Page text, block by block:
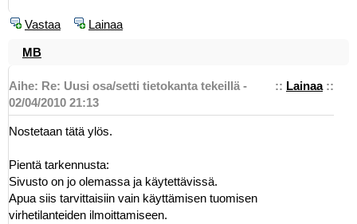
Vastaa Lainaa
MB
:: Lainaa::
Aihe: Re: Uusi osa/setti tietokanta tekeillä -
02/04/2010 21:13
Nostetaan tätä ylös.
Pientä tarkennusta:
Sivusto on jo olemassa ja käytettävissä.
Apua siis tarvittaisiin vain käyttämisen tuomisen
virhetilanteiden ilmoittamiseen.